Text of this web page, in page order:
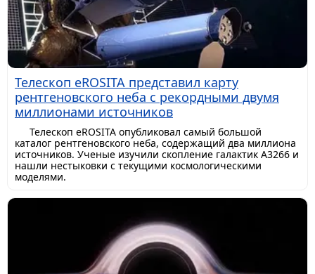
Телескоп eROSITA представил карту
рентгеновского неба с рекордными двумя
миллионами источников
Телескоп eROSITA опубликовал самый большой
каталог рентгеновского неба, содержащий два миллиона
источников. Ученые изучили скопление галактик A3266 и
нашли нестыковки с текущими космологическими
моделями.